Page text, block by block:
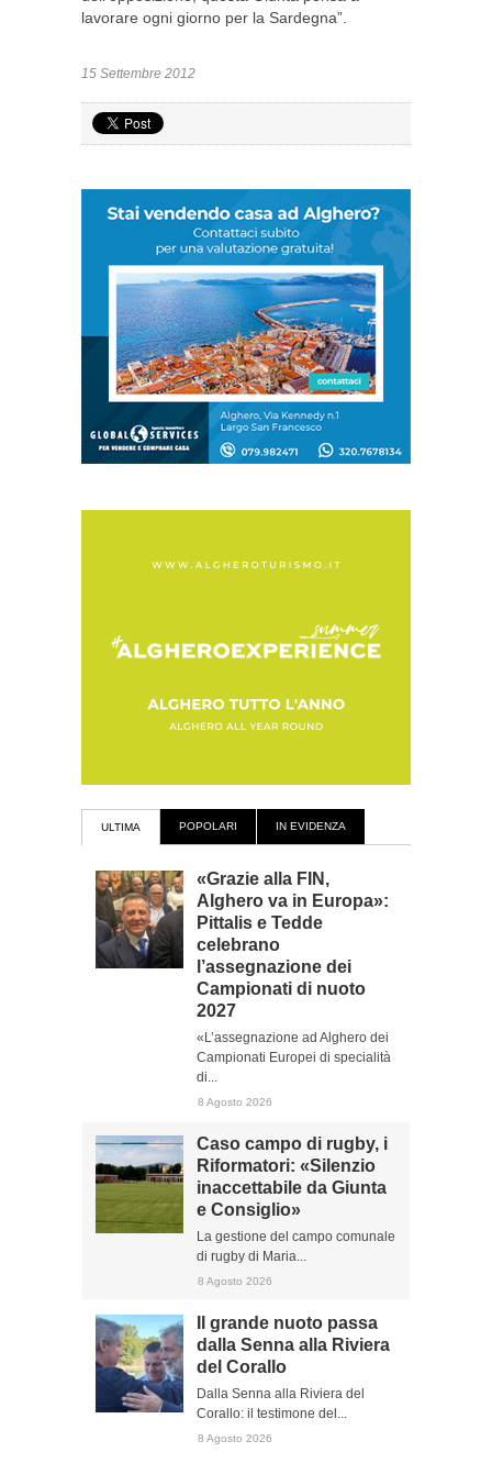
lavorare ogni giorno per la Sardegna”.
15 Settembre 2012
ULTIMA POPOLARI IN EVIDENZA
«Grazie alla FIN,
Alghero va in Europa»:
Pittalis e Tedde
celebrano
l’assegnazione dei
Campionati di nuoto
2027
«L’assegnazione ad Alghero dei
Campionati Europei di specialità
di...
8 Agosto 2026
Caso campo di rugby, i
Riformatori: «Silenzio
inaccettabile da Giunta
e Consiglio»
La gestione del campo comunale
di rugby di Maria...
8 Agosto 2026
Il grande nuoto passa
dalla Senna alla Riviera
del Corallo
Dalla Senna alla Riviera del
Corallo: il testimone del...
8 Agosto 2026